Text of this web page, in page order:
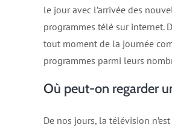
le jour avec l’arrivée des
programmes télé sur internet.
tout moment de la journée
programmes parmi leurs
Où peut-on regarder
De nos jours, la télévision